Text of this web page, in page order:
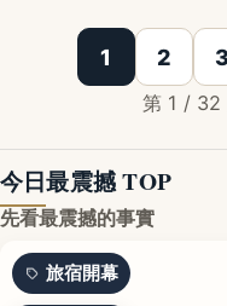
1 2
第 1 / 32
今日最震撼 TOP
先看最震撼的事實
旅宿開幕